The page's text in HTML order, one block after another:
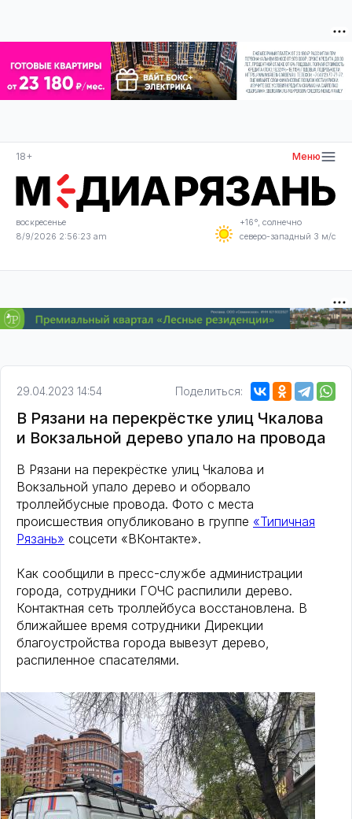
18+ Меню
воскресенье
8/9/2026 2:56:23 am
+16°, солнечно
северо-западный 3 м/с
29.04.2023 14:54 Поделиться:
В Рязани на перекрёстке улиц Чкалова
и Вокзальной дерево упало на провода
В Рязани на перекрёстке улиц Чкалова и
Вокзальной упало дерево и оборвало
троллейбусные провода. Фото с места
происшествия опубликовано в группе «Типичная
Рязань» соцсети «ВКонтакте».
Как сообщили в пресс-службе администрации
города, сотрудники ГОЧС распилили дерево.
Контактная сеть троллейбуса восстановлена. В
ближайшее время сотрудники Дирекции
благоустройства города вывезут дерево,
распиленное спасателями.